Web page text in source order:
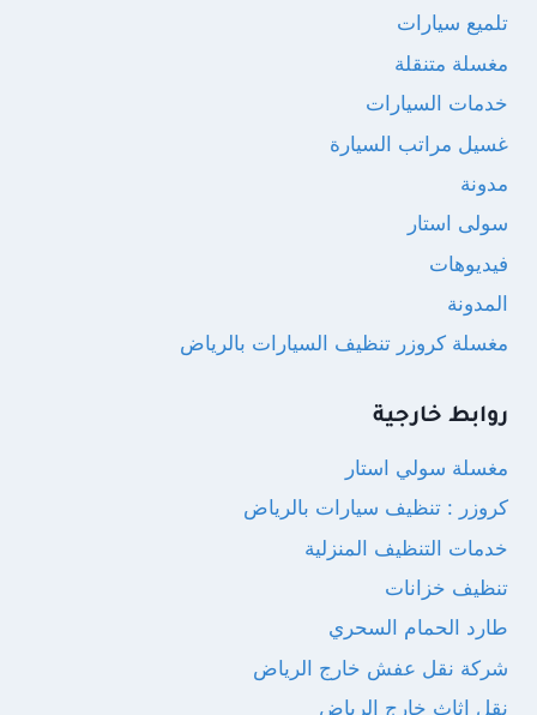
تلميع سيارات
مغسلة متنقلة
خدمات السيارات
غسيل مراتب السيارة
مدونة
سولى استار
فيديوهات
المدونة
مغسلة كروزر تنظيف السيارات بالرياض
روابط خارجية
مغسلة سولي استار
كروزر : تنظيف سيارات بالرياض
خدمات التنظيف المنزلية
تنظيف خزانات
طارد الحمام السحري
شركة نقل عفش خارج الرياض
نقل اثاث خارج الرياض